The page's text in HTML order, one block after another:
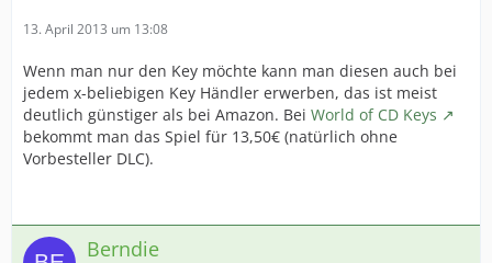
13. April 2013 um 13:08
Wenn man nur den Key möchte kann man diesen auch bei
jedem x-beliebigen Key Händler erwerben, das ist meist
deutlich günstiger als bei Amazon. Bei World of CD Keys
bekommt man das Spiel für 13,50€ (natürlich ohne
Vorbesteller DLC).
Berndie